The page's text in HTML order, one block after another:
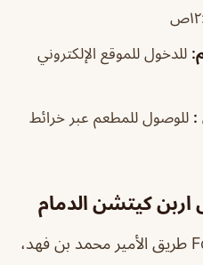
: للدخول للموقع الإلكتروني
: للوصول للمطعم عبر خرائط
كيتشن الدمام
محمد بن سعود، Food Plaza طريق الأمير محمد بن فهد،